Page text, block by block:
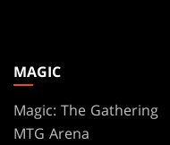
MAGIC
Magic: The Gathering
MTG Arena